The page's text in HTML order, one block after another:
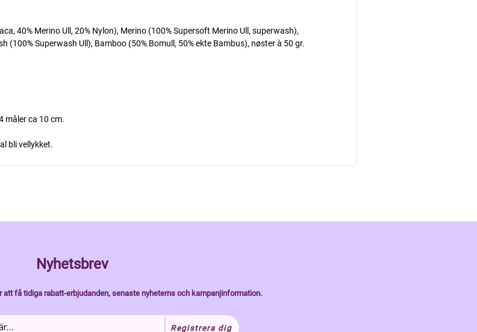
40% Merino Ull, 20% Nylon), Merino (100% Supersoft Merino Ull, superwash),
(100% Superwash Ull), Bamboo (50% Bomull, 50% ekte Bambus), nøster à 50 gr.
måler ca 10 cm.
bli vellykket.
Nyhetsbrev
att få tidiga rabatt-erbjudanden, senaste nyheterns och kampanjinformation.
Registrera dig